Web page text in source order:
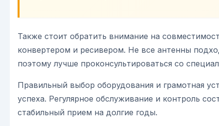
Также стоит обратить внимание на
конвертером и ресивером. Не все антенны
поэтому лучше проконсультироваться со
Правильный выбор оборудования и грамотная
успеха. Регулярное обслуживание и контроль
стабильный прием на долгие годы.